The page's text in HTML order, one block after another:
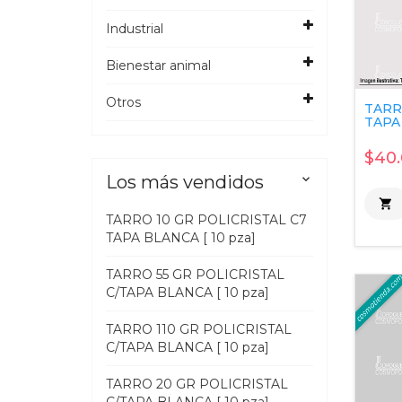

Industrial
Bienestar animal
Otros
Los más vendidos 
TARRO 10 GR POLICRISTAL C7
TAPA BLANCA [ 10 pza]
TARRO 55 GR POLICRISTAL
C/TAPA BLANCA [ 10 pza]
TARRO 110 GR POLICRISTAL
C/TAPA BLANCA [ 10 pza]
TARRO 20 GR POLICRISTAL